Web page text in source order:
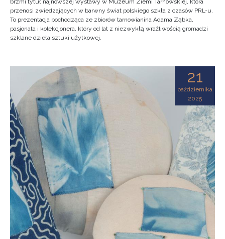
brzmi tytuł najnowszej wystawy w Muzeum Ziemi Tarnowskiej, która
przenosi zwiedzających w barwny świat polskiego szkła z czasów PRL-u.
To prezentacja pochodząca ze zbiorów tarnowianina Adama Ząbka,
pasjonata i kolekcjonera, który od lat z niezwykłą wrażliwością gromadzi
szklane dzieła sztuki użytkowej.
21
października
2025